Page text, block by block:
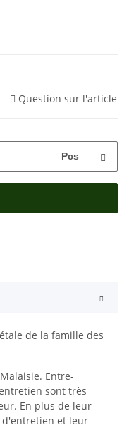
Question sur l'article
Pcs
de la famille des
Entre-
sont très
En plus de leur
et leur